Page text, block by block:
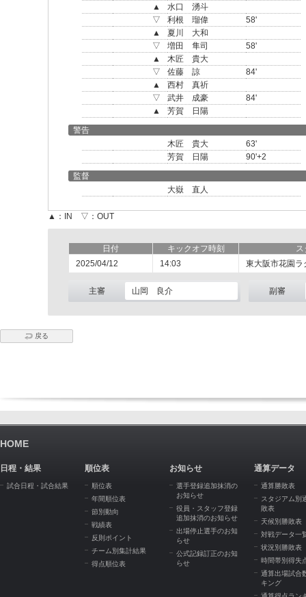
▲
水口 湧斗
▽
利根 瑠偉
58'
▲
夏川 大和
▽
増田 隼司
58'
▲
木匠 貴大
▽
佐藤 諒
84'
▲
西村 真祈
▽
武井 成豪
84'
▲
芳賀 日陽
警告
木匠 貴大
63'
芳賀 日陽
90'+2
監督
大嶽 直人
▲：IN ▽：OUT
日付 キックオフ時刻
ス
2025/04/12
14:03 東大阪市花園ラ
主審 山岡 良介 副審
戻る
HOME
日程・結果
試合日程・試合結果
順位表
順位表
年間順位表
節別動向
戦績表
反則ポイント
チーム別集計結果
得点順位表
お知らせ
選手登録追加抹消の
お知らせ
役員・スタッフ登録
追加抹消のお知らせ
出場停止選手のお知
らせ
公式記録訂正のお知
らせ
通算データ
通算勝敗表
スタジアム別
敗表
天候別勝敗表
対戦データ一
状況別勝敗表
時間帯別得失
通算出場試合
キング